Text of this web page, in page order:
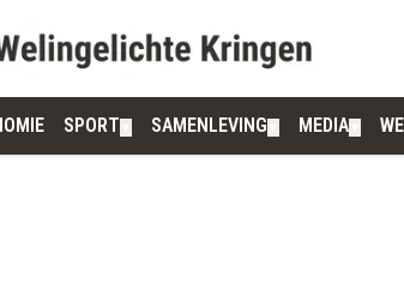
SPORT SAMENLEVING MEDIA